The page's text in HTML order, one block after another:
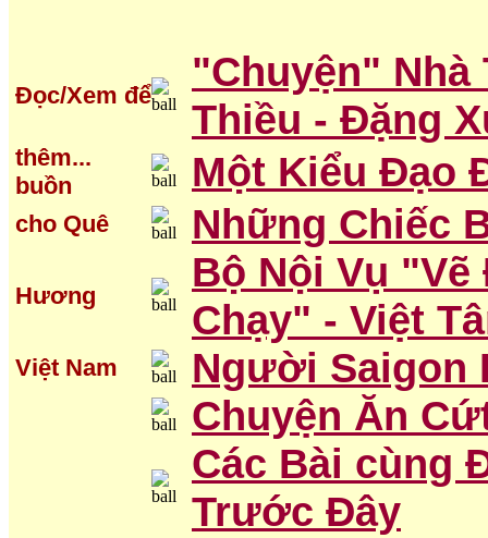
Đọc/Xem để
"Chuyện" Nhà
Thiều - Đặng
thêm...
buồn
Một Kiểu Đạo
cho Quê Những Chiếc
Hương
Bộ Nội Vụ
Chạy" - Việt
Việt Nam
Người Saigon
Chuyện Ăn
Các Bài cùng
Trước Đây